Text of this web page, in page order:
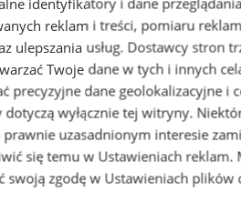
reklam i treści, pomiaru
ulepszania usług. Dostawcy stron
Twoje dane w tych i innych
precyzyjne dane geolokalizacyjne i
wyłącznie tej witryny.
prawnie uzasadnionym interesie
się temu w Ustawieniach reklam.
swoją zgodę w Ustawieniach plików